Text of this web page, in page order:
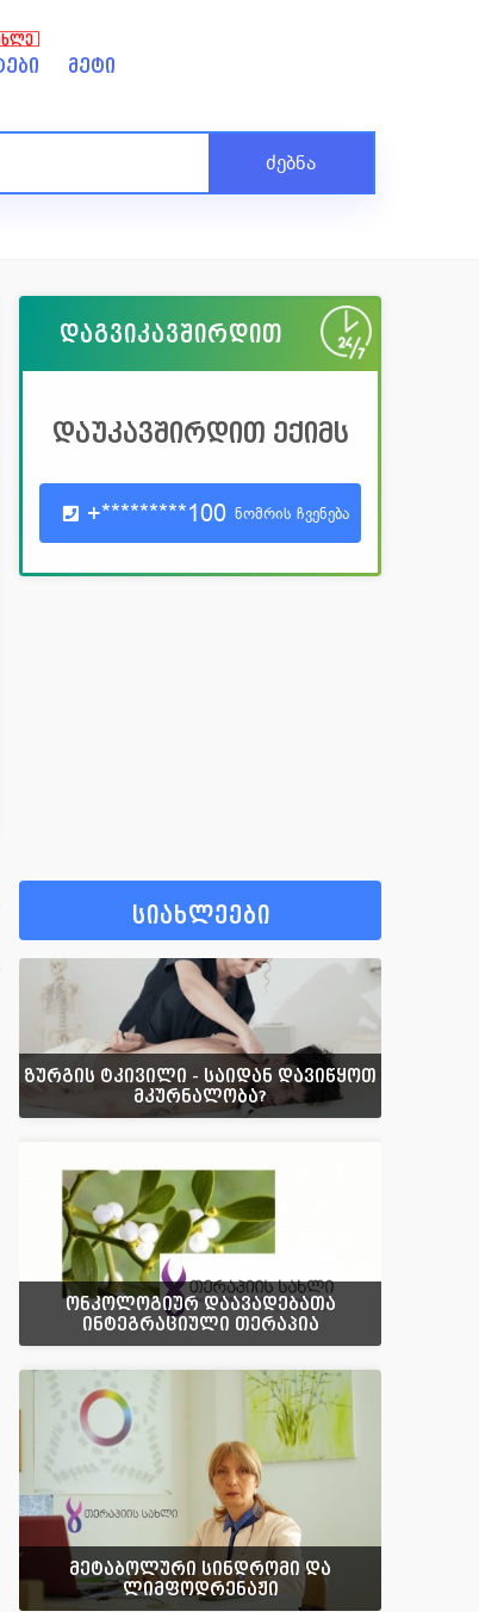
მეტი
ძებნა
დაგვიკავშირდით
დაუკავშირდით ექიმს
+*********100 ნომრის ჩვენება
სიახლეები
ზურგის ტკივილი - საიდან დავიწყოთ
მკურნალობა?
ონკოლოგიურ დაავადებათა
ინტეგრაციული თერაპია
მეტაბოლური სინდრომი და
ლიმფოდრენაჟი